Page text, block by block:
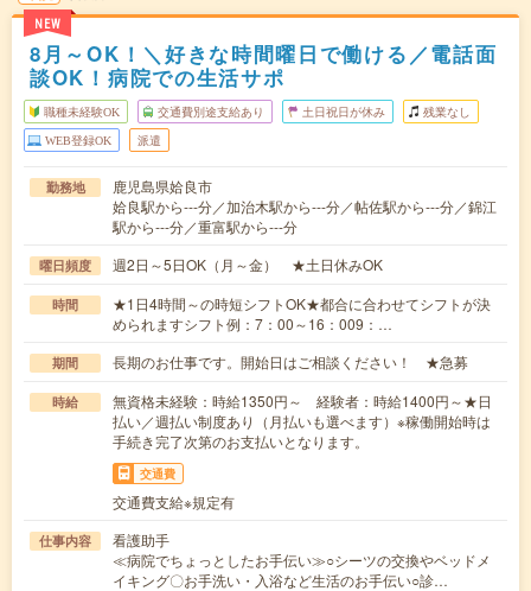
NEW
8月～OK！＼好きな時間曜日で働ける／電話面
談OK！病院での生活サポ
職種未経験OK 交通費別途支給あり 土日祝日が休み 残業なし
WEB登録OK 派遣
勤務地
鹿児島県姶良市
姶良駅から---分／加治木駅から---分／帖佐駅から---分／錦江
駅から---分／重富駅から---分
曜日頻度 週2日～5日OK（月～金） ★土日休みOK
時間
★1日4時間～の時短シフトOK★都合に合わせてシフトが決
められますシフト例：7：00～16：009：…
期間 長期のお仕事です。開始日はご相談ください！ ★急募
時給
無資格未経験：時給1350円～ 経験者：時給1400円～★日
払い／週払い制度あり（月払いも選べます）※稼働開始時は
手続き完了次第のお支払いとなります。
交通費
交通費支給※規定有
仕事内容
看護助手
≪病院でちょっとしたお手伝い≫○シーツの交換やベッドメ
イキング〇お手洗い・入浴など生活のお手伝い○診…